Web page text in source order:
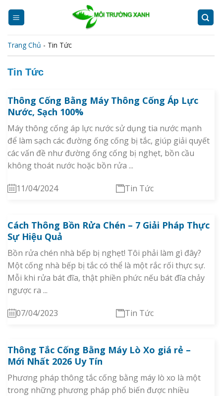
Trang Chủ - Tin Tức
Tin Tức
Thông Cống Bằng Máy Thông Cống Áp Lực
Nước, Sạch 100%
Máy thông cống áp lực nước sử dụng tia nước mạnh
để làm sạch các đường ống cống bị tắc, giúp giải quyết
các vấn đề như đường ống cống bị nghẹt, bồn cầu
không thoát nước hoặc bồn rửa ...
11/04/2024 Tin Tức
Cách Thông Bồn Rửa Chén – 7 Giải Pháp Thực
Sự Hiệu Quả
Bồn rửa chén nhà bếp bị nghẹt! Tôi phải làm gì đây?
Một cống nhà bếp bị tắc có thể là một rắc rối thực sự.
Mỗi khi rửa bát đĩa, thật phiền phức nếu bát đĩa chảy
ngược ra ...
07/04/2023 Tin Tức
Thông Tắc Cống Bằng Máy Lò Xo giá rẻ –
Mới Nhất 2026 Uy Tín
Phương pháp thông tắc cống bằng máy lò xo là một
trong những phương pháp phổ biến được nhiều